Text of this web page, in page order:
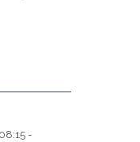
08:15 -